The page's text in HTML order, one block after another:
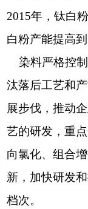
2015年，钛白
白粉产能提高
染料严格控制
汰落后工艺和
展步伐，推动
艺的研发，重
向氯化、组合
新，加快研发
档次。